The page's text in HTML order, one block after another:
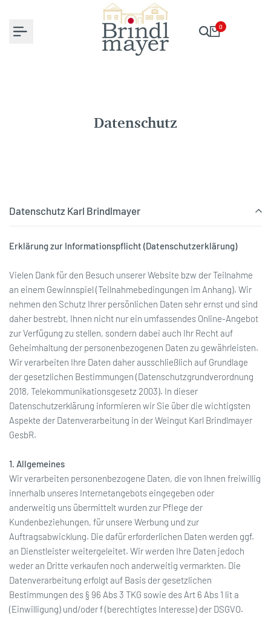
0
Datenschutz
Datenschutz Karl Brindlmayer
Erklärung zur Informationspflicht (Datenschutzerklärung)
Vielen Dank für den Besuch unserer Website bzw der Teilnahme
an einem Gewinnspiel (Teilnahmebedingungen im Anhang). Wir
nehmen den Schutz Ihrer persönlichen Daten sehr ernst und sind
daher bestrebt, Ihnen nicht nur ein umfassendes Online-Angebot
zur Verfügung zu stellen, sondern dabei auch Ihr Recht auf
Geheimhaltung der personenbezogenen Daten zu gewährleisten.
Wir verarbeiten Ihre Daten daher ausschließlich auf Grundlage
der gesetzlichen Bestimmungen (Datenschutzgrundverordnung
2018, Telekommunikationsgesetz 2003). In dieser
Datenschutzerklärung informieren wir Sie über die wichtigsten
Aspekte der Datenverarbeitung in der Weingut Karl Brindlmayer
GesbR.
1. Allgemeines
Wir verarbeiten personenbezogene Daten, die von Ihnen freiwillig
innerhalb unseres Internetangebots eingegeben oder
anderweitig uns übermittelt wurden zur Pflege der
Kundenbeziehungen, für unsere Werbung und zur
Auftragsabwicklung. Die dafür erforderlichen Daten werden ggf.
an Dienstleister weitergeleitet. Wir werden Ihre Daten jedoch
weder an Dritte verkaufen noch anderweitig vermarkten. Die
Datenverarbeitung erfolgt auf Basis der gesetzlichen
Bestimmungen des § 96 Abs 3 TKG sowie des Art 6 Abs 1 lit a
(Einwilligung) und/oder f (berechtigtes Interesse) der DSGVO.
springen